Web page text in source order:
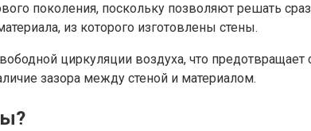
поколения, поскольку позволяют решать
из которого изготовлены стены.
циркуляции воздуха, что предотвращает
зазора между стеной и материалом.